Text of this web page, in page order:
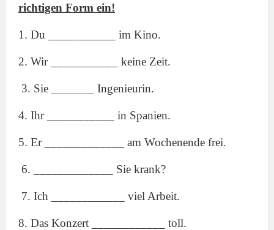
richtigen Form ein!
1. Du ___________ im Kino.
2. Wir ___________ keine Zeit.
3. Sie _______ Ingenieurin.
4. Ihr ___________ in Spanien.
5. Er _____________ am Wochenende frei.
6. _____________ Sie krank?
7. Ich ____________ viel Arbeit.
8. Das Konzert ____________ toll.